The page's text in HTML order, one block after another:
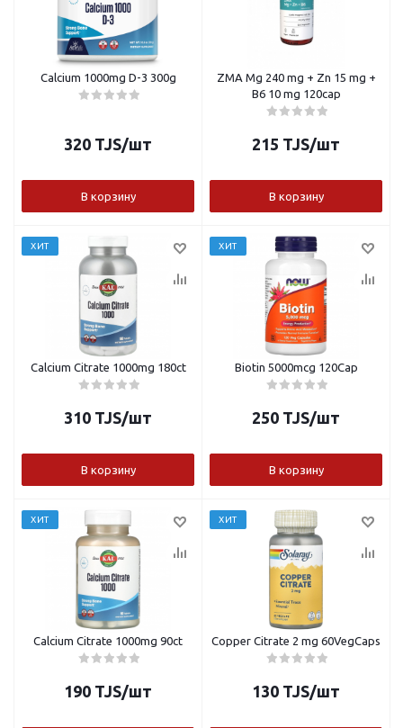
Calcium 1000mg D-3 300g
320 TJS/шт
В корзину
ZMA Mg 240 mg + Zn 15 mg +
B6 10 mg 120cap
215 TJS/шт
В корзину
ХИТ
Calcium Citrate 1000mg 180ct
310 TJS/шт
В корзину
ХИТ
Biotin 5000mcg 120Cap
250 TJS/шт
В корзину
ХИТ
Calcium Citrate 1000mg 90ct
190 TJS/шт
ХИТ
Copper Citrate 2 mg 60VegCaps
130 TJS/шт